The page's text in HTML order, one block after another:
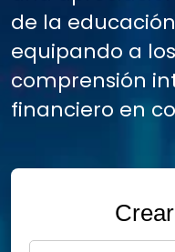
de la
equipando a
comprensión
financiero en